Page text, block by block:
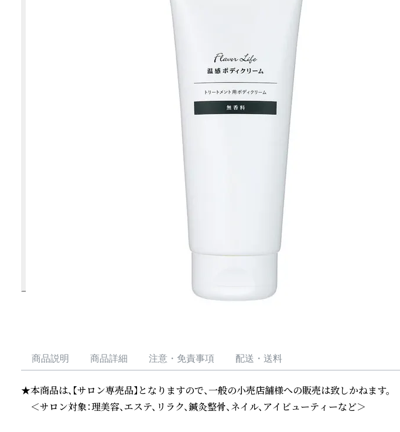
商品説明 商品詳細 注意・免責事項 配送・送料
★本商品は、【サロン専売品】となりますので、一般の小売店舗様への販売は致しかねます。
＜サロン対象：理美容、エステ、リラク、鍼灸整骨、ネイル、アイビューティーなど＞